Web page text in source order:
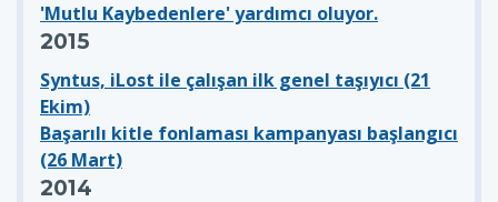
'Mutlu Kaybedenlere' yardımcı oluyor.
2015
Syntus, iLost ile çalışan ilk genel taşıyıcı (21
Ekim)
Başarılı kitle fonlaması kampanyası başlangıcı
(26 Mart)
2014